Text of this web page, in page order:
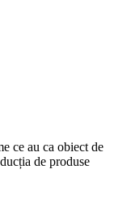
ce au ca obiect de
de produse